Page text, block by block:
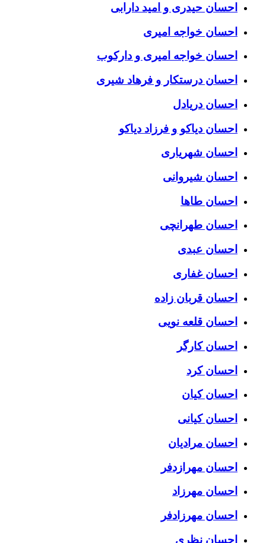
احسان حیدری و امید دارابی
احسان خواجه امیری
احسان خواجه امیری و دارکوب
احسان درستكار و فرهاد شيرى
احسان دریادل
احسان دیاکو و فرزاد دیاکو
احسان شهریاری
احسان شیروانی
احسان طاها
احسان طهرانچی
احسان عبدی
احسان غفاری
احسان قربان زاده
احسان قلعه نویی
احسان کارگر
احسان کرد
احسان کیان
احسان کیانی
احسان مرادیان
احسان مهرازدفر
احسان مهرزاد
احسان مهرزادفر
احسان نظری